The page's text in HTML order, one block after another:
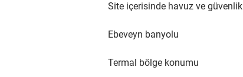
Site içerisinde havuz ve güvenlik
Ebeveyn banyolu
Termal bölge konumu